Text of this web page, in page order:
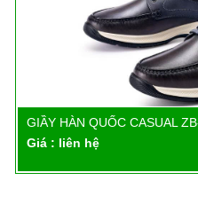
GIẦY HÀN QUỐC CASUAL
Giá : liên hệ